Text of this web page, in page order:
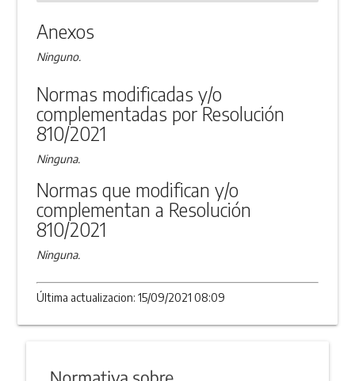
Anexos
Ninguno.
Normas modificadas y/o
complementadas por Resolución
810/2021
Ninguna.
Normas que modifican y/o
complementan a Resolución
810/2021
Ninguna.
Última actualizacion: 15/09/2021 08:09